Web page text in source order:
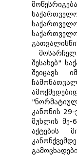
შესახებ"
შეიცავს
კანონის
მუხლის მე-
აქტების